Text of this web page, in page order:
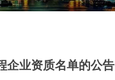
企业资质名单的公告